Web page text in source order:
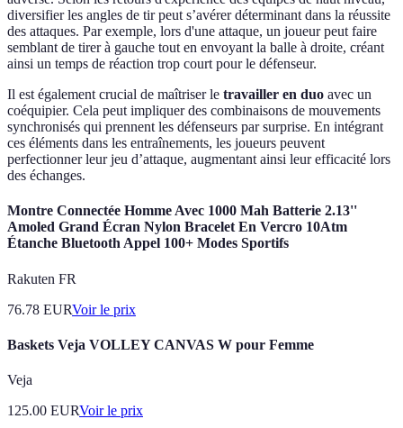
diversifier les angles de tir peut s’avérer déterminant dans la réussite
des attaques. Par exemple, lors d'une attaque, un joueur peut faire
semblant de tirer à gauche tout en envoyant la balle à droite, créant
ainsi un temps de réaction trop court pour le défenseur.
Il est également crucial de maîtriser le travailler en duo avec un
coéquipier. Cela peut impliquer des combinaisons de mouvements
synchronisés qui prennent les défenseurs par surprise. En intégrant
ces éléments dans les entraînements, les joueurs peuvent
perfectionner leur jeu d’attaque, augmentant ainsi leur efficacité lors
des échanges.
Montre Connectée Homme Avec 1000 Mah Batterie 2.13''
Amoled Grand Écran Nylon Bracelet En Vercro 10Atm
Étanche Bluetooth Appel 100+ Modes Sportifs
Rakuten FR
76.78 EURVoir le prix
Baskets Veja VOLLEY CANVAS W pour Femme
Veja
125.00 EURVoir le prix